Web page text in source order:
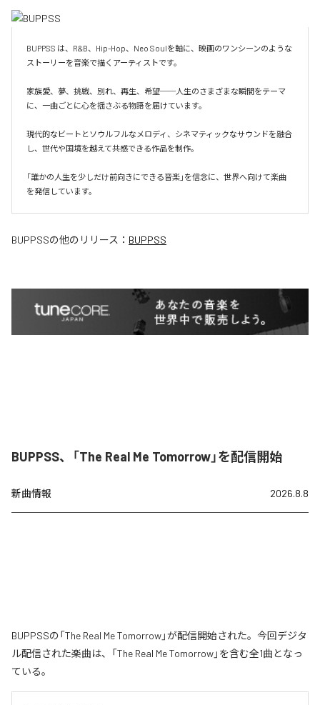
BUPPSS は、R&B、Hip-Hop、Neo Soulを軸に、映画のワンシーンのような
ストーリーを音楽で描くアーティストです。
家族愛、夢、挑戦、別れ、再生、希望──人生のさまざまな瞬間をテーマ
に、一曲ごとに心を揺さぶる物語を届けています。
現代的なビートとソウルフルなメロディ、シネマティックなサウンドを融合
し、世代や国境を越えて共感できる作品を制作。
「誰かの人生を少しだけ前向きにできる音楽」を信念に、世界へ向けて楽曲
を発信しています。
BUPPSSの他のリリース： BUPPSS
BUPPSS、「The Real Me Tomorrow」を配信開始
新曲情報 2026.8.8
BUPPSSの「The Real Me Tomorrow」が配信開始された。今回デジタ
ル配信された楽曲は、「The Real Me Tomorrow」を含む全1曲となっ
ている。